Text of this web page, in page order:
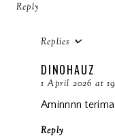
Reply
Replies
DINOHAUZ
1 April 2026 at
Aminnnn
Reply